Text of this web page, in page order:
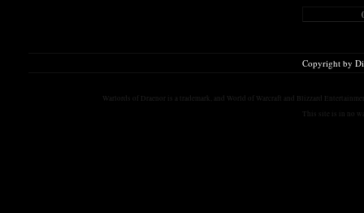
Copyright by
Warlords of Draenor is a trademark, and World of Warcraft and Blizzard
This site is in no